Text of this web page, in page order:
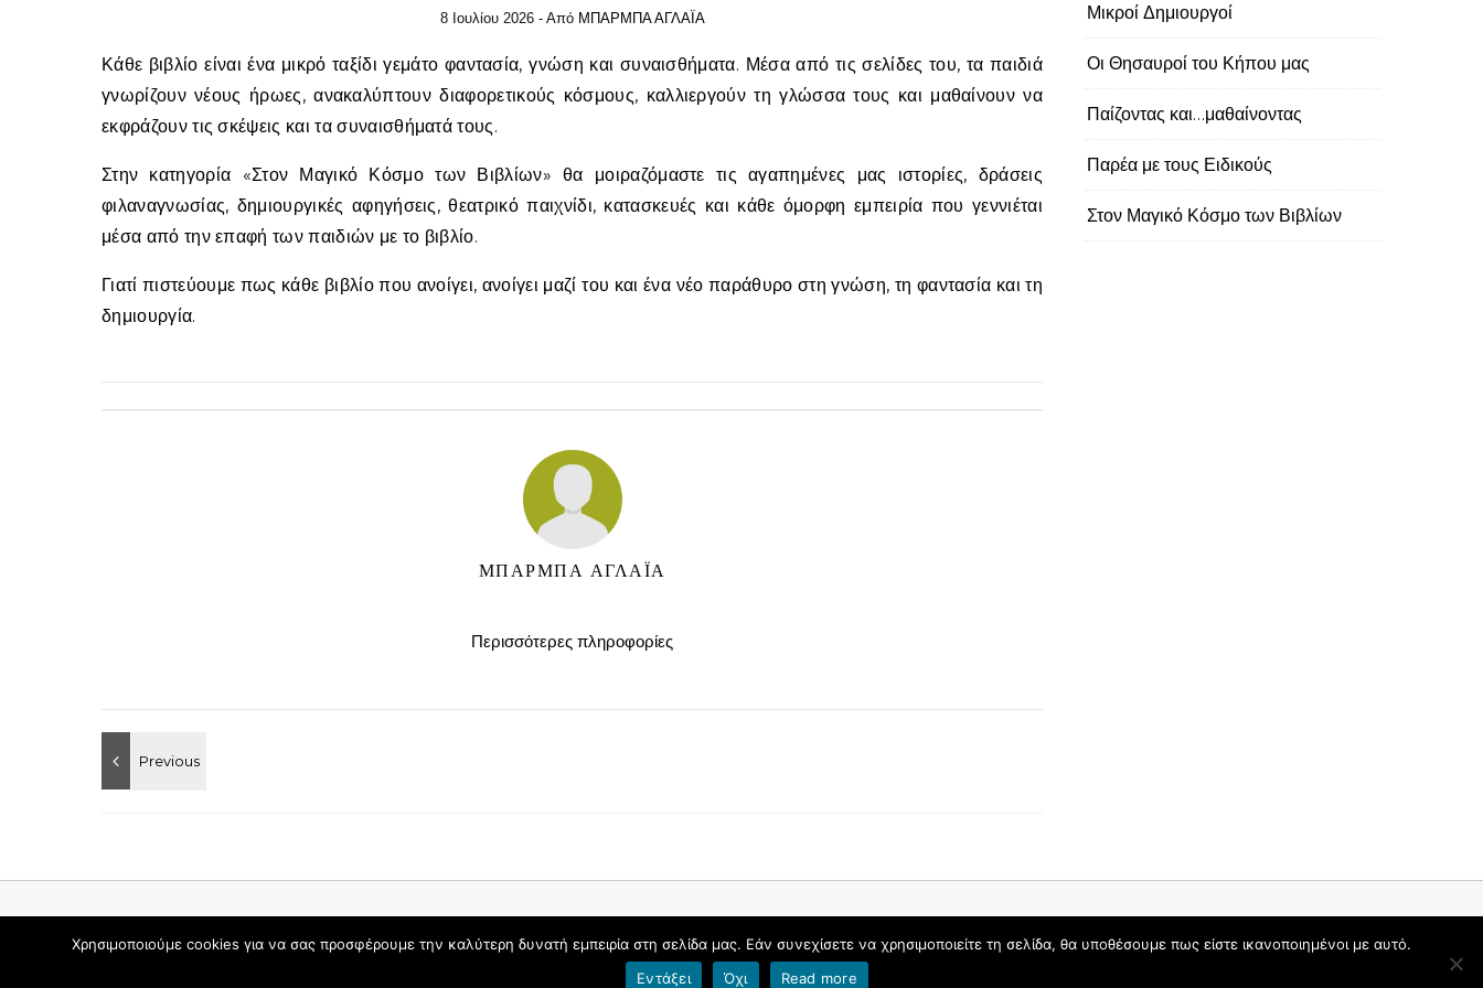
8 Ιουλίου 2026 - Από ΜΠΑΡΜΠΑ ΑΓΛΑΪΑ
Κάθε βιβλίο είναι ένα μικρό ταξίδι γεμάτο φαντασία, γνώση και συναισθήματα. Μέσα από τις σελίδες του, τα παιδιά
γνωρίζουν νέους ήρωες, ανακαλύπτουν διαφορετικούς κόσμους, καλλιεργούν τη γλώσσα τους και μαθαίνουν να
εκφράζουν τις σκέψεις και τα συναισθήματά τους.
Στην κατηγορία «Στον Μαγικό Κόσμο των Βιβλίων» θα μοιραζόμαστε τις αγαπημένες μας ιστορίες, δράσεις
φιλαναγνωσίας, δημιουργικές αφηγήσεις, θεατρικό παιχνίδι, κατασκευές και κάθε όμορφη εμπειρία που γεννιέται
μέσα από την επαφή των παιδιών με το βιβλίο.
Γιατί πιστεύουμε πως κάθε βιβλίο που ανοίγει, ανοίγει μαζί του και ένα νέο παράθυρο στη γνώση, τη φαντασία και τη
δημιουργία.
ΜΠΑΡΜΠΑ ΑΓΛΑΪΑ
Περισσότερες πληροφορίες
Μικροί Δημιουργοί
Οι Θησαυροί του Κήπου μας
Παίζοντας και…μαθαίνοντας
Παρέα με τους Ειδικούς
Στον Μαγικό Κόσμο των Βιβλίων
Θέμα Graceful απόOptima Themes
Χρησιμοποιούμε cookies για να σας προσφέρουμε την καλύτερη δυνατή εμπειρία στη σελίδα μας. Εάν συνεχίσετε να χρησιμοποιείτε τη σελίδα, θα υποθέσουμε πως είστε ικανοποιημένοι με αυτό.
Εντάξει
Όχι Read more